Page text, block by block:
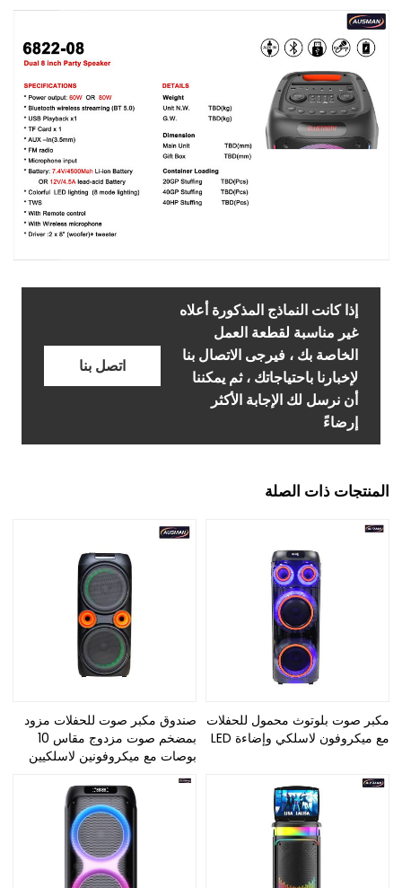
إذا كانت النماذج المذكورة أعلاه
غير مناسبة لقطعة العمل
الخاصة بك ، فيرجى الاتصال بنا
لإخبارنا باحتياجاتك ، ثم يمكننا
أن نرسل لك الإجابة الأكثر
إرضاءً
اتصل بنا
المنتجات ذات الصلة
مكبر صوت بلوتوث محمول للحفلات
مع ميكروفون لاسلكي وإضاءة LED
صندوق مكبر صوت للحفلات مزود
بمضخم صوت مزدوج مقاس 10
بوصات مع ميكروفونين لاسلكيين